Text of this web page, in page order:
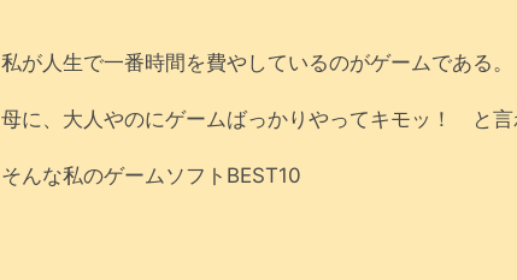
私が人生で一番時間を費やしているのがゲームである。
母に、大人やのにゲームばっかりやってキモッ！ と
そんな私のゲームソフトBEST10